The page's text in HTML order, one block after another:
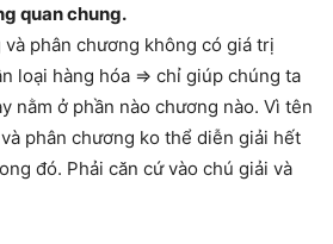
quan chung.
phân chương không có giá trị
loại hàng hóa => chỉ giúp chúng ta
nằm ở phần nào chương nào. Vì tên
phân chương ko thể diễn giải hết
đó. Phải căn cứ vào chú giải và